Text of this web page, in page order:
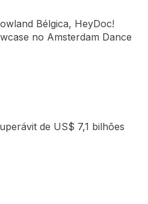
Bélgica, HeyDoc!
no Amsterdam Dance
de US$ 7,1 bilhões